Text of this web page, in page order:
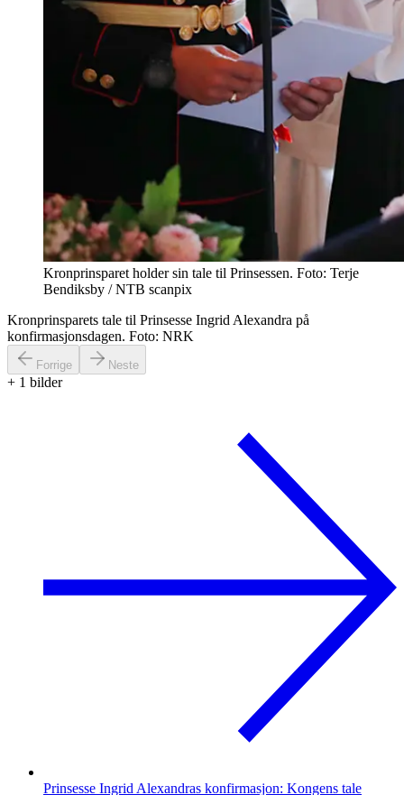
Kronprinsparet holder sin tale til Prinsessen. Foto: Terje
Bendiksby / NTB scanpix
Kronprinsparets tale til Prinsesse Ingrid Alexandra på
konfirmasjonsdagen. Foto: NRK
Forrige Neste
+ 1 bilder
Prinsesse Ingrid Alexandras konfirmasjon: Kongens tale